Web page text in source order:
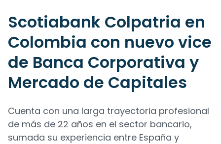
Scotiabank Colpatria en
Colombia con nuevo vice
de Banca Corporativa y
Mercado de Capitales
Cuenta con una larga trayectoria profesional
de más de 22 años en el sector bancario,
sumada su experiencia entre España y